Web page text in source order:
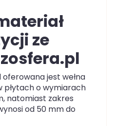
ze
jest wełna
płytach o wymiarach
natomiast zakres
od 50 mm do